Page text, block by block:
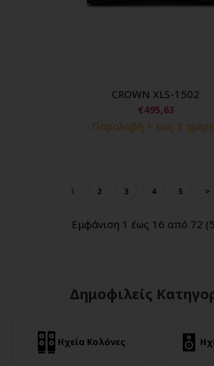
CROWN XLS-1502
€495,63
Παραλαβή 1 εως 3
1 2 3 4 5 >
Εμφάνιση 1 έως 16 από 72
Δημοφιλείς
Ηχεία Κολόνες